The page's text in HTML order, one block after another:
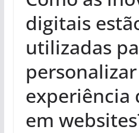
digitais
utilizadas
experiência
em